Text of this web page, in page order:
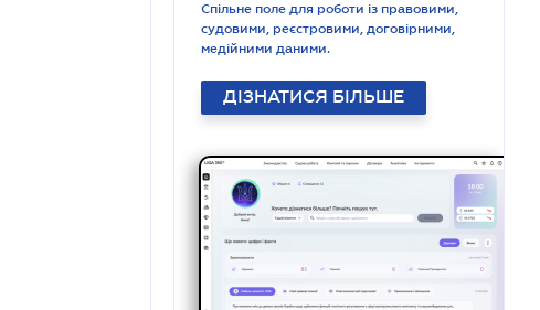
Спільне поле для роботи із правовими,
судовими, реєстровими, договірними,
медійними даними.
ДІЗНАТИСЯ БІЛЬШЕ